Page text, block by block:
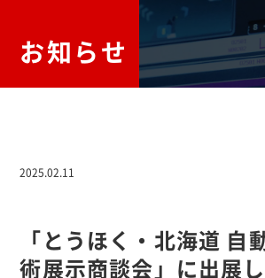
お知らせ
2025.02.11
「とうほく・北海道 自
術展示商談会」に出展